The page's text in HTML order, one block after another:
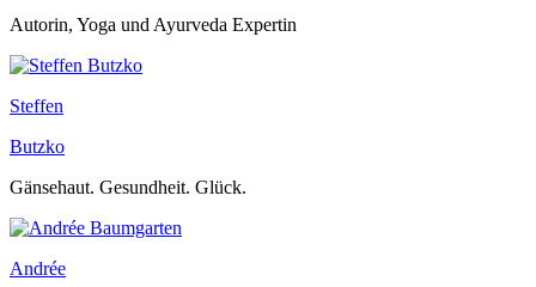
Autorin, Yoga und Ayurveda Expertin
Steffen
Butzko
Gänsehaut. Gesundheit. Glück.
Andrée